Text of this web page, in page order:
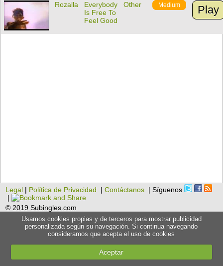
Rozalla
Everybody
Is Free To
Feel Good
Other Medium Play
Legal | Política de Privacidad |Contáctanos | Síguenos
|
© 2019 Subingles.com
Usamos cookies propias y de terceros para mostrar publicidad
personalizada según su navegación. Si continua navegando
consideramos que acepta el uso de cookies
Aceptar